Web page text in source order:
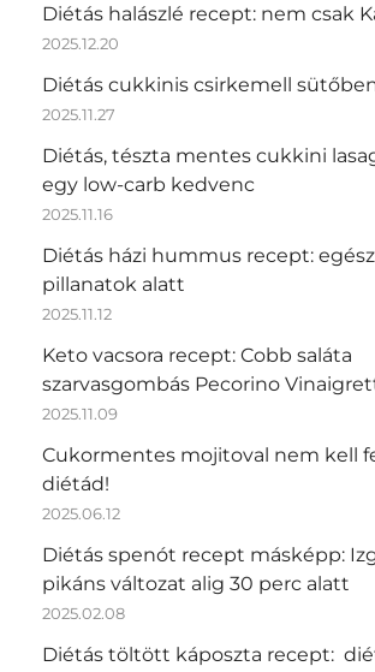
Diétás halászlé recept: nem csak
2025.12.20
Diétás cukkinis csirkemell
2025.11.27
Diétás, tészta mentes cukkini
egy low-carb kedvenc
2025.11.16
Diétás házi hummus recept:
pillanatok alatt
2025.11.12
Keto vacsora recept: Cobb saláta
szarvasgombás Pecorino
2025.11.09
Cukormentes mojitoval nem kell
diétád!
2025.06.12
Diétás spenót recept másképp:
pikáns változat alig 30 perc alatt
2025.02.08
Diétás töltött káposzta recept: